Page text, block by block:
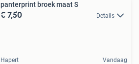
panterprint broek maat S
€ 7,50 Details
Hapert Vandaag